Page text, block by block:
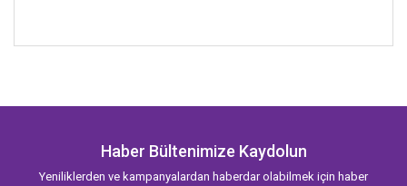
Haber Bültenimize Kaydolun
Yeniliklerden ve kampanyalardan haberdar olabilmek için haber